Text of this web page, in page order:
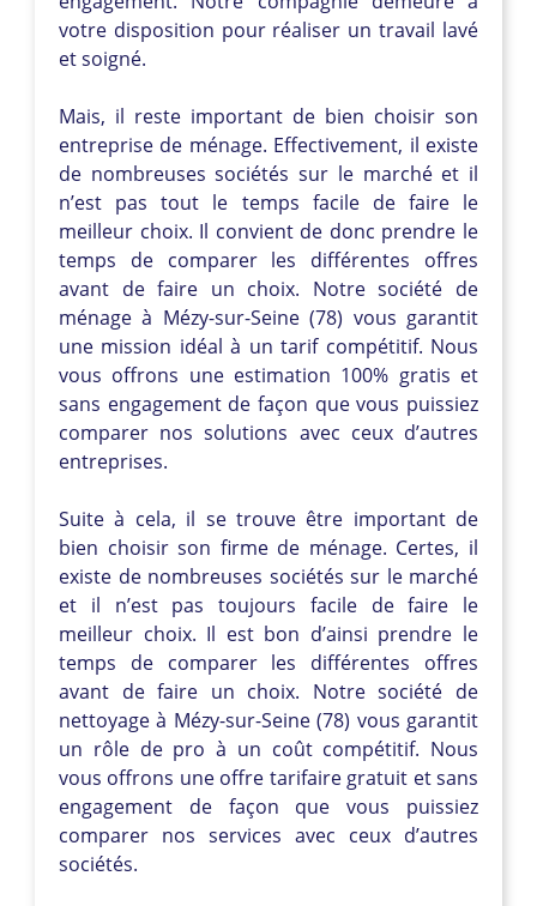
votre disposition pour réaliser un travail lavé
et soigné.
Mais, il reste important de bien choisir son
entreprise de ménage. Effectivement, il existe
de nombreuses sociétés sur le marché et il
n’est pas tout le temps facile de faire le
meilleur choix. Il convient de donc prendre le
temps de comparer les différentes offres
avant de faire un choix. Notre société de
ménage à Mézy-sur-Seine (78) vous garantit
une mission idéal à un tarif compétitif. Nous
vous offrons une estimation 100% gratis et
sans engagement de façon que vous puissiez
comparer nos solutions avec ceux d’autres
entreprises.
Suite à cela, il se trouve être important de
bien choisir son firme de ménage. Certes, il
existe de nombreuses sociétés sur le marché
et il n’est pas toujours facile de faire le
meilleur choix. Il est bon d’ainsi prendre le
temps de comparer les différentes offres
avant de faire un choix. Notre société de
nettoyage à Mézy-sur-Seine (78) vous garantit
un rôle de pro à un coût compétitif. Nous
vous offrons une offre tarifaire gratuit et sans
engagement de façon que vous puissiez
comparer nos services avec ceux d’autres
sociétés.